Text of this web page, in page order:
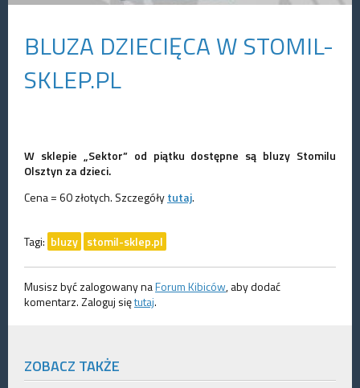
BLUZA DZIECIĘCA W STOMIL-
SKLEP.PL
W sklepie „Sektor” od piątku dostępne są bluzy Stomilu
Olsztyn za dzieci.
Cena = 60 złotych. Szczegółytutaj.
Tagi: bluzy stomil-sklep.pl
Musisz być zalogowany naForum Kibiców, aby dodać
komentarz. Zaloguj siętutaj.
ZOBACZ TAKŻE